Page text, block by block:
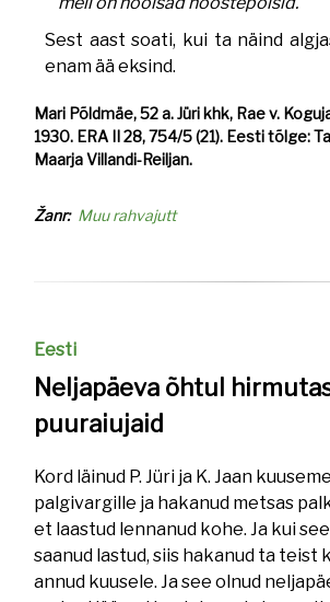
Sest aast soati, kui ta näind
enam ää eksind.
Mari Põldmäe, 52 a. Jüri khk, Rae v.
1930. ERA II 28, 754/5 (21). Eesti tõlge:
Maarja Villandi-Reiljan.
Žanr Muu rahvajutt
Eesti
Neljapäeva õhtul
puuraiujaid
Kord läinud P. Jüri ja K. Jaan
palgivargille ja hakanud metsas
et laastud lennanud kohe. Ja kui
saanud lastud, siis hakanud ta teist
annud kuusele. Ja see olnud